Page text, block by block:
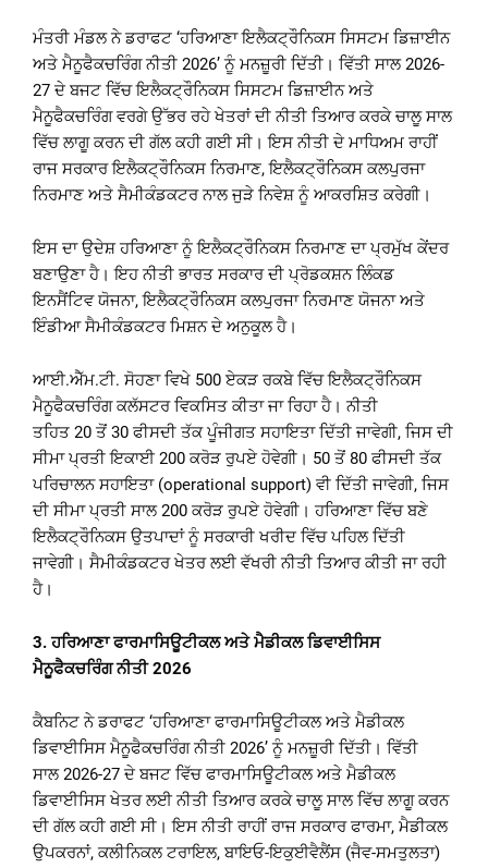
ਮੰਤਰੀ ਮੰਡਲ ਨੇ ਡਰਾਫਟ ‘ਹਰਿਆਣਾ ਇਲੈਕਟ੍ਰੌਨਿਕਸ ਸਿਸਟਮ ਡਿਜ਼ਾਈਨ
ਅਤੇ ਮੈਨੂਫੈਕਚਰਿੰਗ ਨੀਤੀ 2026’ ਨੂੰ ਮਨਜ਼ੂਰੀ ਦਿੱਤੀ। ਵਿੱਤੀ ਸਾਲ 2026-
27 ਦੇ ਬਜਟ ਵਿੱਚ ਇਲੈਕਟ੍ਰੌਨਿਕਸ ਸਿਸਟਮ ਡਿਜ਼ਾਈਨ ਅਤੇ
ਮੈਨੂਫੈਕਚਰਿੰਗ ਵਰਗੇ ਉੱਭਰ ਰਹੇ ਖੇਤਰਾਂ ਦੀ ਨੀਤੀ ਤਿਆਰ ਕਰਕੇ ਚਾਲੂ ਸਾਲ
ਵਿੱਚ ਲਾਗੂ ਕਰਨ ਦੀ ਗੱਲ ਕਹੀ ਗਈ ਸੀ। ਇਸ ਨੀਤੀ ਦੇ ਮਾਧਿਅਮ ਰਾਹੀਂ
ਰਾਜ ਸਰਕਾਰ ਇਲੈਕਟ੍ਰੌਨਿਕਸ ਨਿਰਮਾਣ, ਇਲੈਕਟ੍ਰੌਨਿਕਸ ਕਲਪੁਰਜਾ
ਨਿਰਮਾਣ ਅਤੇ ਸੈਮੀਕੰਡਕਟਰ ਨਾਲ ਜੁੜੇ ਨਿਵੇਸ਼ ਨੂੰ ਆਕਰਸ਼ਿਤ ਕਰੇਗੀ।
ਇਸ ਦਾ ਉਦੇਸ਼ ਹਰਿਆਣਾ ਨੂੰ ਇਲੈਕਟ੍ਰੌਨਿਕਸ ਨਿਰਮਾਣ ਦਾ ਪ੍ਰਮੁੱਖ ਕੇਂਦਰ
ਬਣਾਉਣਾ ਹੈ। ਇਹ ਨੀਤੀ ਭਾਰਤ ਸਰਕਾਰ ਦੀ ਪ੍ਰੋਡਕਸ਼ਨ ਲਿੰਕਡ
ਇਨਸੈਂਟਿਵ ਯੋਜਨਾ, ਇਲੈਕਟ੍ਰੌਨਿਕਸ ਕਲਪੁਰਜਾ ਨਿਰਮਾਣ ਯੋਜਨਾ ਅਤੇ
ਇੰਡੀਆ ਸੈਮੀਕੰਡਕਟਰ ਮਿਸ਼ਨ ਦੇ ਅਨੁਕੂਲ ਹੈ।
ਆਈ.ਐੱਮ.ਟੀ. ਸੋਹਣਾ ਵਿਖੇ 500 ਏਕੜ ਰਕਬੇ ਵਿੱਚ ਇਲੈਕਟ੍ਰੌਨਿਕਸ
ਮੈਨੂਫੈਕਚਰਿੰਗ ਕਲੱਸਟਰ ਵਿਕਸਿਤ ਕੀਤਾ ਜਾ ਰਿਹਾ ਹੈ। ਨੀਤੀ
ਤਹਿਤ 20 ਤੋਂ 30 ਫੀਸਦੀ ਤੱਕ ਪੂੰਜੀਗਤ ਸਹਾਇਤਾ ਦਿੱਤੀ ਜਾਵੇਗੀ, ਜਿਸ ਦੀ
ਸੀਮਾ ਪ੍ਰਤੀ ਇਕਾਈ 200 ਕਰੋੜ ਰੁਪਏ ਹੋਵੇਗੀ। 50 ਤੋਂ 80 ਫੀਸਦੀ ਤੱਕ
ਪਰਿਚਾਲਨ ਸਹਾਇਤਾ (operational support) ਵੀ ਦਿੱਤੀ ਜਾਵੇਗੀ, ਜਿਸ
ਦੀ ਸੀਮਾ ਪ੍ਰਤੀ ਸਾਲ 200 ਕਰੋੜ ਰੁਪਏ ਹੋਵੇਗੀ। ਹਰਿਆਣਾ ਵਿੱਚ ਬਣੇ
ਇਲੈਕਟ੍ਰੌਨਿਕਸ ਉਤਪਾਦਾਂ ਨੂੰ ਸਰਕਾਰੀ ਖਰੀਦ ਵਿੱਚ ਪਹਿਲ ਦਿੱਤੀ
ਜਾਵੇਗੀ। ਸੈਮੀਕੰਡਕਟਰ ਖੇਤਰ ਲਈ ਵੱਖਰੀ ਨੀਤੀ ਤਿਆਰ ਕੀਤੀ ਜਾ ਰਹੀ
ਹੈ।
3.ਹਰਿਆਣਾ ਫਾਰਮਾਸਿਊਟੀਕਲ ਅਤੇ ਮੈਡੀਕਲ ਡਿਵਾਈਸਿਸ
ਮੈਨੂਫੈਕਚਰਿੰਗ ਨੀਤੀ2026
ਕੈਬਨਿਟ ਨੇ ਡਰਾਫਟ ‘ਹਰਿਆਣਾ ਫਾਰਮਾਸਿਊਟੀਕਲ ਅਤੇ ਮੈਡੀਕਲ
ਡਿਵਾਈਸਿਸ ਮੈਨੂਫੈਕਚਰਿੰਗ ਨੀਤੀ 2026’ ਨੂੰ ਮਨਜ਼ੂਰੀ ਦਿੱਤੀ। ਵਿੱਤੀ
ਸਾਲ 2026-27 ਦੇ ਬਜਟ ਵਿੱਚ ਫਾਰਮਾਸਿਊਟੀਕਲ ਅਤੇ ਮੈਡੀਕਲ
ਡਿਵਾਈਸਿਸ ਖੇਤਰ ਲਈ ਨੀਤੀ ਤਿਆਰ ਕਰਕੇ ਚਾਲੂ ਸਾਲ ਵਿੱਚ ਲਾਗੂ ਕਰਨ
ਦੀ ਗੱਲ ਕਹੀ ਗਈ ਸੀ। ਇਸ ਨੀਤੀ ਰਾਹੀਂ ਰਾਜ ਸਰਕਾਰ ਫਾਰਮਾ, ਮੈਡੀਕਲ
ਉਪਕਰਨਾਂ, ਕਲੀਨਿਕਲ ਟਰਾਇਲ, ਬਾਇਓ-ਇਕੁਈਵੈਲੈਂਸ (ਜੈਵ-ਸਮਤੁਲਤਾ)